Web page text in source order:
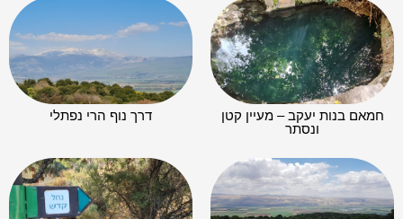
חמאם בנות יעקב – מעיין קטן
ונסתר​
דרך נוף הרי נפתלי